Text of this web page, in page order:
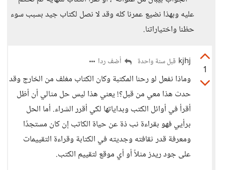
عليه وبهذا نضيع عمرنا كله وقد لا نصل لكتاب جيد بسبب سوء
حظنا واختياراتنا.
1
kjhj قبل سنة واحدة أضف ردا
وماذا نفعل لو رحنا المكتبة وكان الكتاب مغلف من الخارج وقد
حدث هذا معي من قبل؟! يعني هذا ليس حل مثالي أن أظل
أقرأ في أوائل الكتب وبداياتها لكي أقرر الشراء. أما الحل
برأيي فهو بقراءة نب ذة عن حياة الكاتب إن كان مستجدًا
ومعرفة قدر ثقافته وجديته في الكتابة وقراءة التقييمات
على جود ريدز مثلاً أو أي موقع لتقييم الكتب.